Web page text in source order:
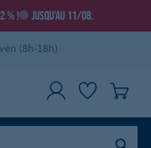
% ! JUSQU’AU 11/08.
(8h-18h)